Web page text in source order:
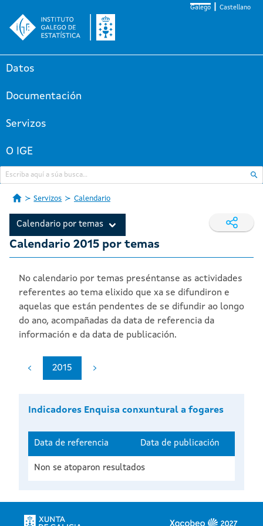
Galego Castellano
Datos
Documentación
Servizos
O IGE
Servizos Calendario
Calendario por temas
Calendario 2015 por temas
No calendario por temas preséntanse as actividades
referentes ao tema elixido que xa se difundiron e
aquelas que están pendentes de se difundir ao longo
do ano, acompañadas da data de referencia da
información e da data de publicación.
2015
Indicadores Enquisa conxuntural a fogares
Data de referencia Data de publicación
Non se atoparon resultados